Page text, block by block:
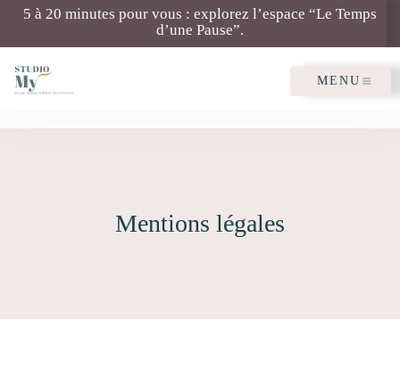
5 à 20 minutes pour vous : explorez l’espace “Le Temps
d’une Pause”.
MENU
Mentions légales